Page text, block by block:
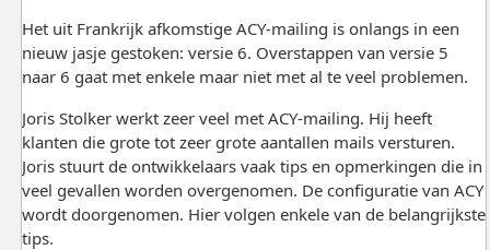
Het uit Frankrijk afkomstige ACY-mailing is onlangs in een
nieuw jasje gestoken: versie 6. Overstappen van versie 5
naar 6 gaat met enkele maar niet met al te veel problemen.
Joris Stolker werkt zeer veel met ACY-mailing. Hij heeft
klanten die grote tot zeer grote aantallen mails versturen.
Joris stuurt de ontwikkelaars vaak tips en opmerkingen die in
veel gevallen worden overgenomen. De configuratie van ACY
wordt doorgenomen. Hier volgen enkele van de belangrijkste
tips.